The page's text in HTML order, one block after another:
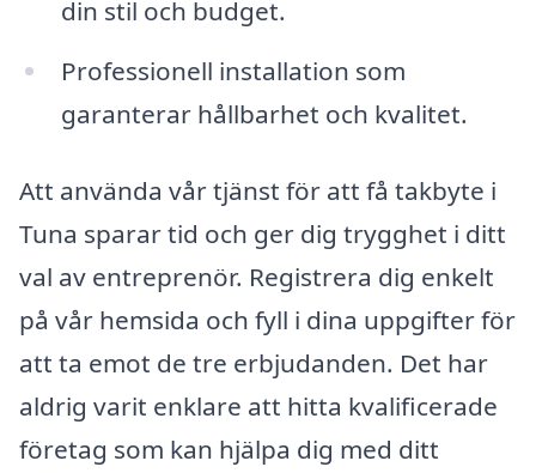
din stil och budget.
Professionell installation som
garanterar hållbarhet och kvalitet.
Att använda vår tjänst för att få takbyte i
Tuna sparar tid och ger dig trygghet i ditt
val av entreprenör. Registrera dig enkelt
på vår hemsida och fyll i dina uppgifter för
att ta emot de tre erbjudanden. Det har
aldrig varit enklare att hitta kvalificerade
företag som kan hjälpa dig med ditt